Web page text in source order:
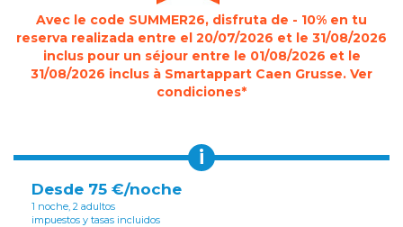
Avec le code SUMMER26, disfruta de - 10% en tu
reserva realizada entre el 20/07/2026 et le 31/08/2026
inclus pour un séjour entre le 01/08/2026 et le
31/08/2026 inclus à Smartappart Caen Grusse. Ver
condiciones*
i
Desde 75 €/noche
1 noche, 2 adultos
impuestos y tasas incluidos